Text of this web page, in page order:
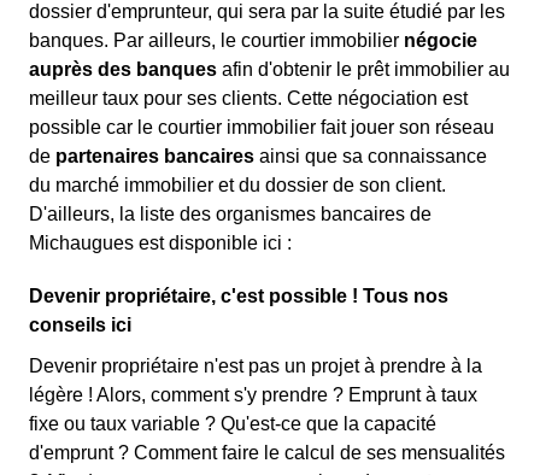
dossier d'emprunteur, qui sera par la suite étudié par les
banques. Par ailleurs, le courtier immobilier négocie
auprès des banques afin d'obtenir le prêt immobilier au
meilleur taux pour ses clients. Cette négociation est
possible car le courtier immobilier fait jouer son réseau
de partenaires bancaires ainsi que sa connaissance
du marché immobilier et du dossier de son client.
D'ailleurs, la liste des organismes bancaires de
Michaugues est disponible ici :
Devenir propriétaire, c'est possible ! Tous nos
conseils ici
Devenir propriétaire n'est pas un projet à prendre à la
légère ! Alors, comment s'y prendre ? Emprunt à taux
fixe ou taux variable ? Qu'est-ce que la capacité
d'emprunt ? Comment faire le calcul de ses mensualités